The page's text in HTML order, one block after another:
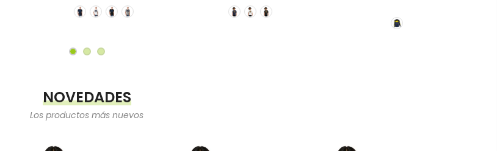
NOVEDADES
Los productos más nuevos